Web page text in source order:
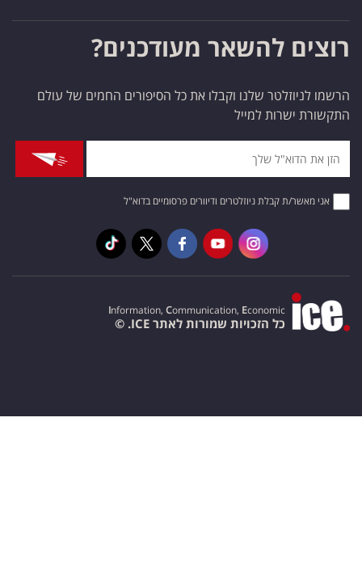
רוצים להשאר מעודכנים?
הרשמו לניוזלטר שלנו וקבלו את כל הסיפורים החמים של עולם
התקשורת ישרות למייל
אני מאשר/ת קבלת ניוזלטרים ודיוורים פרסומיים בדוא"ל
Information, Communication, Economic
כל הזכויות שמורות לאתר ICE. ©